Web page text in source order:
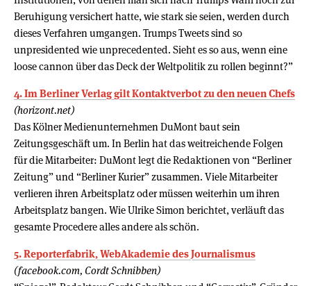
Beruhigung versichert hatte, wie stark sie seien, werden durch
dieses Verfahren umgangen. Trumps Tweets sind so
unpresidented wie unprecedented. Sieht es so aus, wenn eine
loose cannon über das Deck der Weltpolitik zu rollen beginnt?”
4. Im Berliner Verlag gilt Kontaktverbot zu den neuen Chefs
(horizont.net)
Das Kölner Medienunternehmen DuMont baut sein
Zeitungsgeschäft um. In Berlin hat das weitreichende Folgen
für die Mitarbeiter: DuMont legt die Redaktionen von “Berliner
Zeitung” und “Berliner Kurier” zusammen. Viele Mitarbeiter
verlieren ihren Arbeitsplatz oder müssen weiterhin um ihren
Arbeitsplatz bangen. Wie Ulrike Simon berichtet, verläuft das
gesamte Procedere alles andere als schön.
5. Reporterfabrik, WebAkademie des Journalismus
(facebook.com, Cordt Schnibben)